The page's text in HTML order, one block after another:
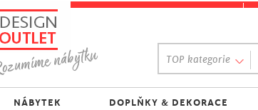
TOP kategorie
NÁBYTEK DOPLŇKY & DEKORACE